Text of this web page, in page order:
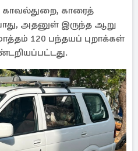
காரைத்
அதனுள் இருந்த ஆறு
120 பந்தயப் புறாக்கள்